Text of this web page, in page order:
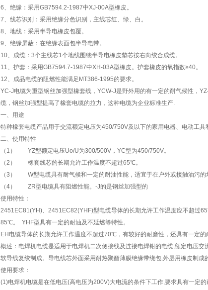
6、绝缘：采用GB7594.2-1987中XJ-00A型橡皮。
7、线芯识别：采用绝缘分色识别，主线芯红、绿、白。
8、地线：采用半导电橡皮包覆。
9、绝缘屏蔽：在绝缘表面包半导电带。
10、成缆：3个主线芯1个地线围绕半导电橡皮垫芯按右向绞合成缆。
11、护套：采用GB7594.7-1987中XH-03A型橡皮。护套橡皮的氧指数≥40。
12、成品电缆的阻燃性能满足MT386-1995的要求。
YC-J电缆为重型钢丝加强型橡套线，YCW-J是野外用的有一定的耐气候性，
缆，钢丝加强型提高了橡套电缆的拉力，这种电缆为企业标准生产.
一、用途
特种橡套电缆产品用于交流额定电压为450/750V及以下的家用电器、电动工具
二、使用特性
（1） YZ型额定电压Uo/U为300/500V，YC型为450/750V。
（2） 橡套线芯的长期允许工作温度不超过65℃。
（3） W型电缆具有耐气候和一定的耐油性能，适宜于在户外或接触油污的
（4） ZR型电缆具有阻燃性能。-J的是钢丝加强型的
使用特性：
2451EC81(YH)、2451EC82(YHF)型电缆导体的长期允许工作温度应不超过
85℃。 YHF型具有一定的耐油及不延燃等特性。
EH电缆导体的长期允许工作温度不超过70℃，有较好的耐磨性，还具有一定的
概述：电焊机电缆是适用于电焊机二次侧接线及连接电焊钳的电缆,额定电压
软导线复绞制成。导电线芯外面采用耐热聚酯薄膜绝缘带绕包,外层用橡皮制成
使用要求：
(1)电焊机电缆是在低电压(高电压为200V)大电流的条件下工作,要求具有一定的